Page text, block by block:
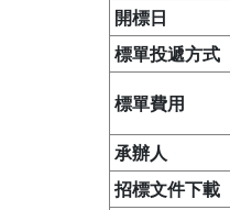
開標日
標單投遞方式
標單費用
承辦人
招標文件下載